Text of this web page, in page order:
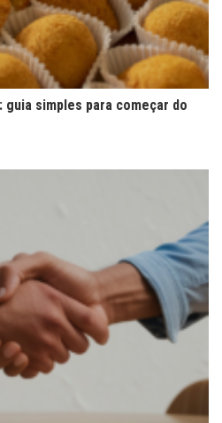
guia simples para começar do